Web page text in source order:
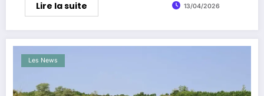
Lire la suite 13/04/2026
Les News